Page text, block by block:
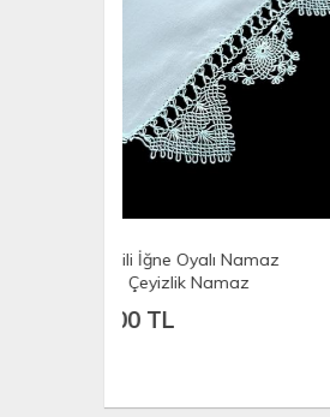
Krem 2 İğne Oyalı
- Çeyizlik Namaz
750.00 TL